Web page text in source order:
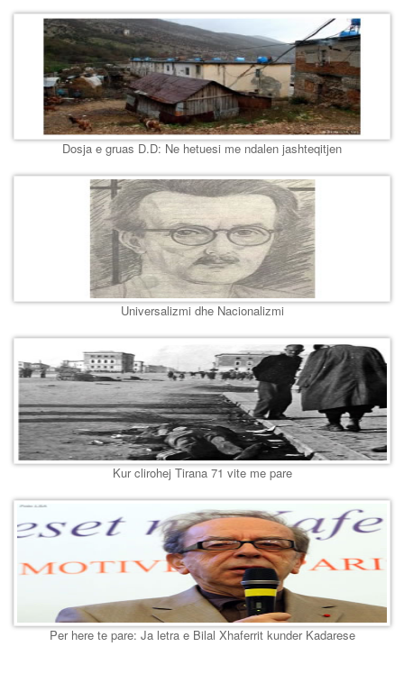
Dosja e gruas D.D: Ne hetuesi me ndalen jashteqitjen
Universalizmi dhe Nacionalizmi
Kur clirohej Tirana 71 vite me pare
Per here te pare: Ja letra e Bilal Xhaferrit kunder Kadarese